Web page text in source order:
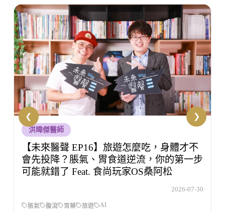
洪暐傑醫師
【未來醫聲 EP18】旅行玩到捨不得睡？玩
的時候沒感覺，回家開始還債 Feat.食尚玩
家OS桑阿松
2026-08-06
旅遊 睡眠 未來醫聲